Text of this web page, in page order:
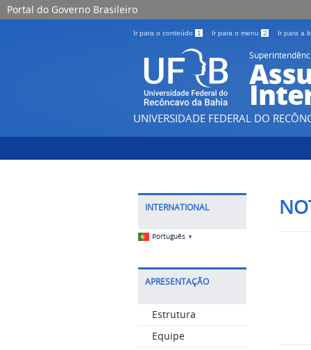
Portal do Governo Brasileiro
Ir para o conteúdo 1 Ir para o menu 2 Ir para a
UNIVERSIDADE FEDERAL DO
INTERNATIONAL
Português ▼
APRESENTAÇÃO
Estrutura
Equipe